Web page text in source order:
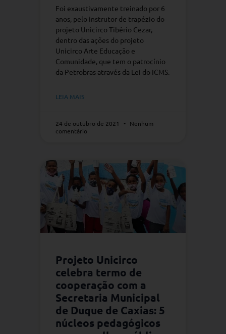
Foi exaustivamente treinado por 6
anos, pelo instrutor de trapézio do
projeto Unicirco Tibério Cezar,
dentro das ações do projeto
Unicirco Arte Educação e
Comunidade, que tem o patrocínio
da Petrobras através da Lei do ICMS.
LEIA MAIS
24 de outubro de 2021
Nenhum
comentário
Projeto Unicirco
celebra termo de
cooperação com a
Secretaria Municipal
de Duque de Caxias: 5
núcleos pedagógicos